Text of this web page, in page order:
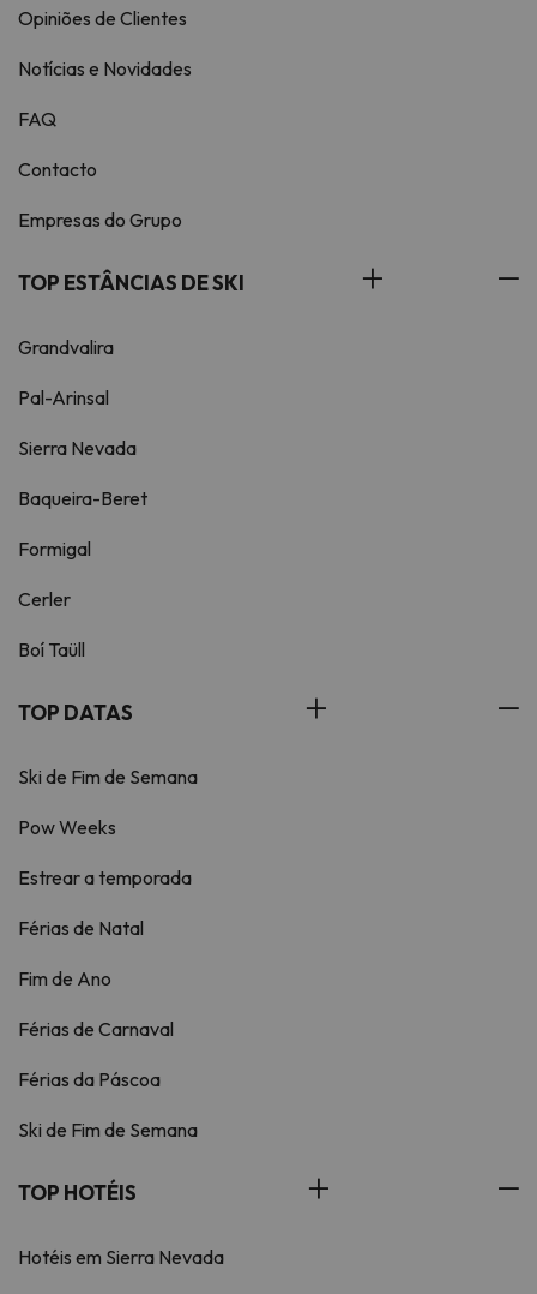
Opiniões de Clientes
Notícias e Novidades
FAQ
Contacto
Empresas do Grupo
TOP ESTÂNCIAS DE SKI
Grandvalira
Pal-Arinsal
Sierra Nevada
Baqueira-Beret
Formigal
Cerler
Boí Taüll
TOP DATAS
Ski de Fim de Semana
Pow Weeks
Estrear a temporada
Férias de Natal
Fim de Ano
Férias de Carnaval
Férias da Páscoa
Ski de Fim de Semana
TOP HOTÉIS
Hotéis em Sierra Nevada